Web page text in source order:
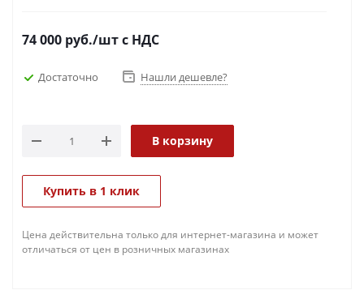
74 000 руб./штс НДС
Достаточно Нашли дешевле?
В корзину
Купить в 1 клик
Цена действительна только для интернет-магазина и может
отличаться от цен в розничных магазинах